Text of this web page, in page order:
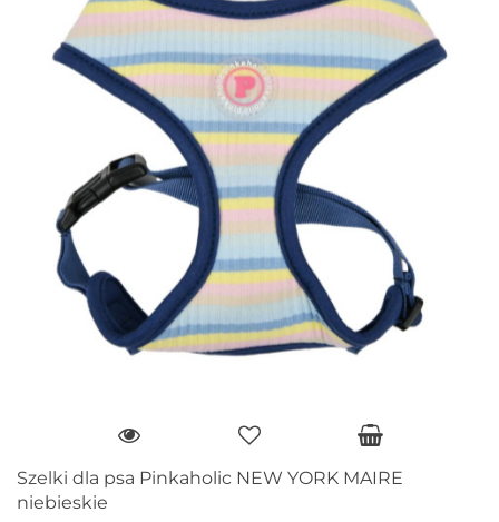
Szelki dla psa Pinkaholic NEW YORK MAIRE
niebieskie